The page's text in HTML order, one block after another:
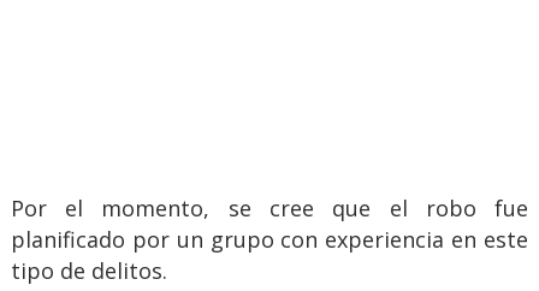
Por el momento, se cree que el robo fue
planificado por un grupo con experiencia en este
tipo de delitos.